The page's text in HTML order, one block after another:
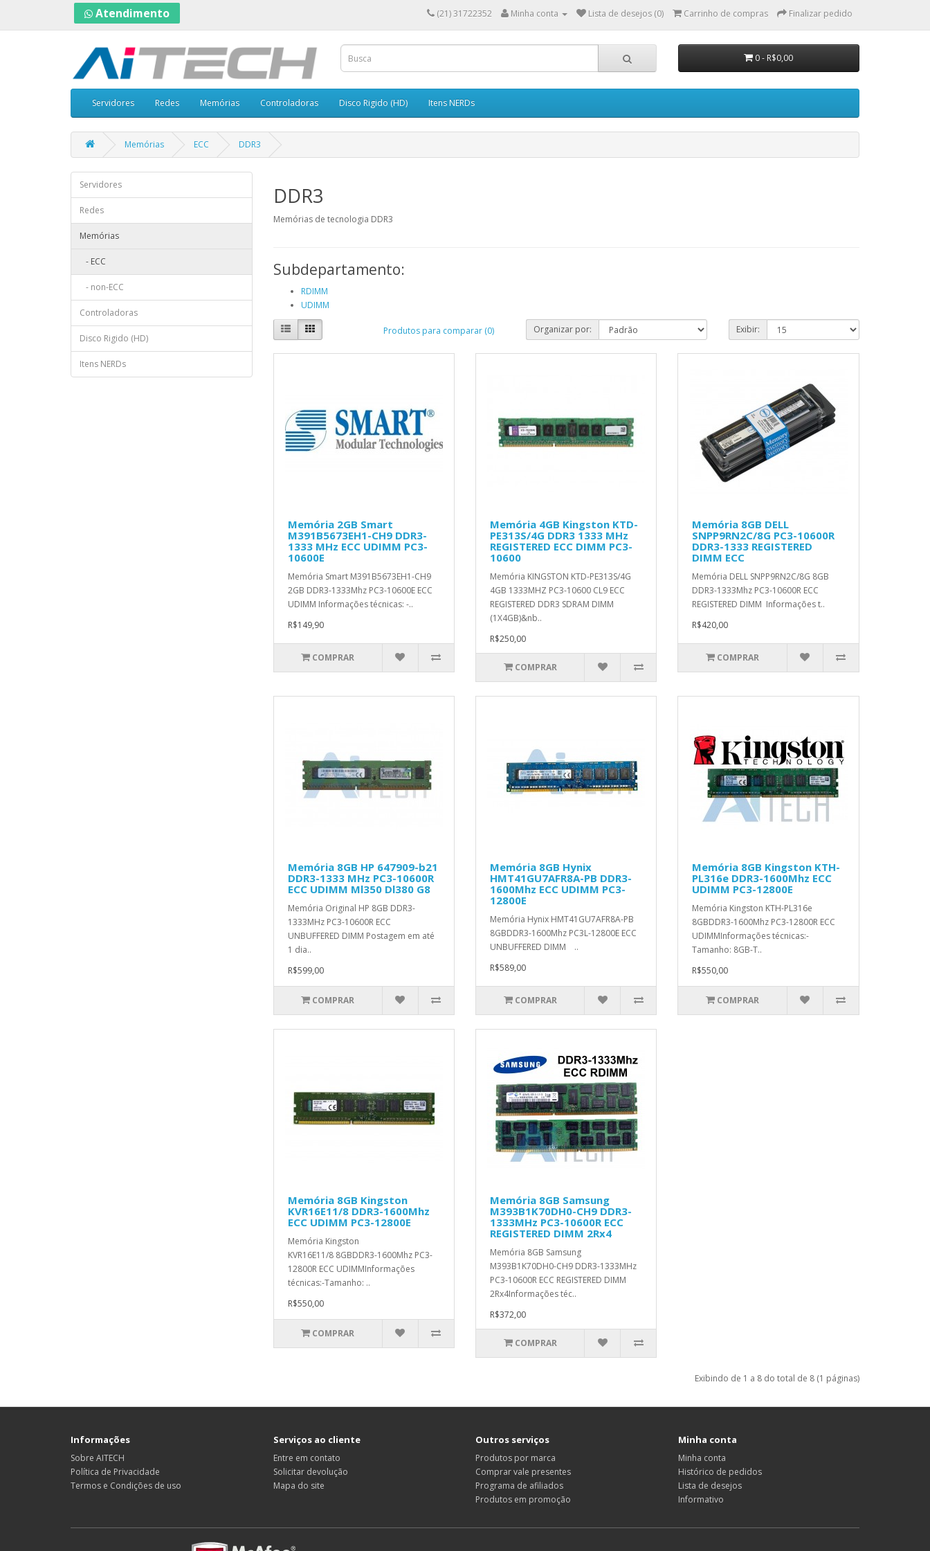
Atendimento (21) 31722352 Minha conta Lista de desejos (0) Carrinho de compras Finalizar pedido
0 - R$0,00
Servidores Redes Memórias Controladoras Disco Rigido (HD) Itens NERDs
Memórias ECC DDR3
Servidores
Redes
Memórias
- ECC
- non-ECC
Controladoras
Disco Rigido (HD)
Itens NERDs
DDR3
Memórias de tecnologia DDR3
Subdepartamento:
RDIMM
UDIMM
Produtos para comparar (0) Organizar por: Exibir:
Memória 2GB Smart
M391B5673EH1-CH9 DDR3-
1333 MHz ECC UDIMM PC3-
10600E
Memória Smart M391B5673EH1-CH9
2GB DDR3-1333Mhz PC3-10600E ECC
UDIMM Informações técnicas: -..
R$149,90
COMPRAR
Memória 4GB Kingston KTD-
PE313S/4G DDR3 1333 MHz
REGISTERED ECC DIMM PC3-
10600
Memória KINGSTON KTD-PE313S/4G
4GB 1333MHZ PC3-10600 CL9 ECC
REGISTERED DDR3 SDRAM DIMM
(1X4GB)&nb..
R$250,00
COMPRAR
Memória 8GB DELL
SNPP9RN2C/8G PC3-10600R
DDR3-1333 REGISTERED
DIMM ECC
Memória DELL SNPP9RN2C/8G 8GB
DDR3-1333Mhz PC3-10600R ECC
REGISTERED DIMM Informações t..
R$420,00
COMPRAR
Memória 8GB HP 647909-b21
DDR3-1333 MHz PC3-10600R
ECC UDIMM Ml350 Dl380 G8
Memória Original HP 8GB DDR3-
1333MHz PC3-10600R ECC
UNBUFFERED DIMM Postagem em até
1 dia..
R$599,00
COMPRAR
Memória 8GB Hynix
HMT41GU7AFR8A-PB DDR3-
1600Mhz ECC UDIMM PC3-
12800E
Memória Hynix HMT41GU7AFR8A-PB
8GBDDR3-1600Mhz PC3L-12800E ECC
UNBUFFERED DIMM ..
R$589,00
COMPRAR
Memória 8GB Kingston KTH-
PL316e DDR3-1600Mhz ECC
UDIMM PC3-12800E
Memória Kingston KTH-PL316e
8GBDDR3-1600Mhz PC3-12800R ECC
UDIMMInformações técnicas:-
Tamanho: 8GB-T..
R$550,00
COMPRAR
Memória 8GB Kingston
KVR16E11/8 DDR3-1600Mhz
ECC UDIMM PC3-12800E
Memória Kingston
KVR16E11/8 8GBDDR3-1600Mhz PC3-
12800R ECC UDIMMInformações
técnicas:-Tamanho: ..
R$550,00
COMPRAR
Memória 8GB Samsung
M393B1K70DH0-CH9 DDR3-
1333MHz PC3-10600R ECC
REGISTERED DIMM 2Rx4
Memória 8GB Samsung
M393B1K70DH0-CH9 DDR3-1333MHz
PC3-10600R ECC REGISTERED DIMM
2Rx4Informações téc..
R$372,00
COMPRAR
Exibindo de 1 a 8 do total de 8 (1 páginas)
Informações
Sobre AITECH
Política de Privacidade
Termos e Condições de uso
Serviços ao cliente
Entre em contato
Solicitar devolução
Mapa do site
Outros serviços
Produtos por marca
Comprar vale presentes
Programa de afiliados
Produtos em promoção
Minha conta
Minha conta
Histórico de pedidos
Lista de desejos
Informativo